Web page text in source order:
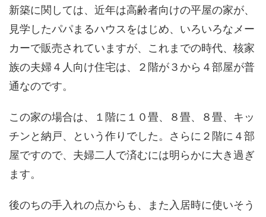
新築に関しては、近年は高齢者向けの平屋の家が、
見学したパパまるハウスをはじめ、いろいろなメー
カーで販売されていますが、これまでの時代、核家
族の夫婦４人向け住宅は、２階が３から４部屋が普
通なのです。
この家の場合は、１階に１０畳、８畳、８畳、キッ
チンと納戸、という作りでした。さらに２階に４部
屋ですので、夫婦二人で済むには明らかに大き過ぎ
ます。
後のちの手入れの点からも、また入居時に使いそう